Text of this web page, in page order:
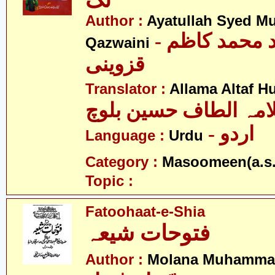
Author : Ayatullah Syed
Qazwaini - آیت اللہ سید محمد کاظم
قزوینی
Translator : Allama Altaf
الطاف حسین بلوچ
Language : Urdu - اردو
Category :
Topic :
Fatoohaat-e-Shia
فتوحات شیعہ
Author : Molana